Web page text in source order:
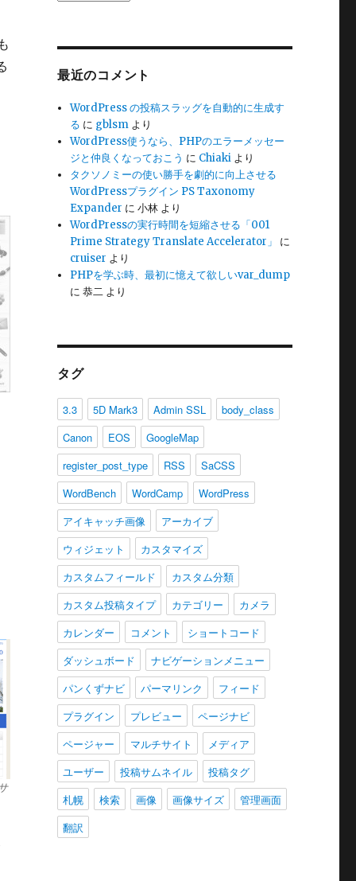
最近のコメント
WordPress の投稿スラッグを自動的に生成す
る に gblsm より
WordPress使うなら、PHPのエラーメッセー
ジと仲良くなっておこう に Chiaki より
タクソノミーの使い勝手を劇的に向上させる
WordPressプラグイン PS Taxonomy
Expander に小林 より
WordPressの実行時間を短縮させる「001
Prime Strategy Translate Accelerator」
に
cruiser より
PHPを学ぶ時、最初に憶えて欲しいvar_dump
に恭二 より
タグ
3.3 5D Mark3 Admin SSL
body_class
Canon
EOS
GoogleMap
register_post_type
RSS
SaCSS
WordBench
WordCamp
WordPress
アイキャッチ画像
アーカイブ
ウィジェット
カスタマイズ
カスタムフィールド
カスタム分類
カスタム投稿タイプ
カテゴリー
カメラ
カレンダー
コメント
ショートコード
ダッシュボード
ナビゲーションメニュー
パンくずナビ
パーマリンク
フィード
プラグイン
プレビュー
ページナビ
ページャー
マルチサイト
メディア
ユーザー
投稿サムネイル
投稿タグ
札幌
検索 画像 画像サイズ
管理画面
翻訳